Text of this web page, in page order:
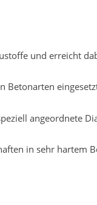
und erreicht
angeordnete
in sehr hartem